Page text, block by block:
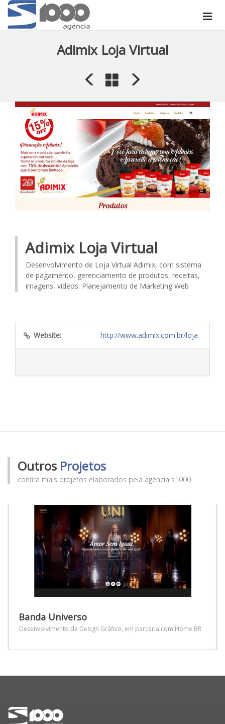
Adimix Loja Virtual
Adimix Loja Virtual
Desenvolvimento de Loja Virtual Adimix, com sistema
de pagamento, gerenciamento de produtos, receitas,
imagens, vídeos. Planejamento de Marketing Web
Website: http://www.adimix.com.br/loja
Outros Projetos
confira mais projetos elaborados pela agência s1000
Banda Universo
Desenvolvimento de Design Gráfico, em parceria com Home BR